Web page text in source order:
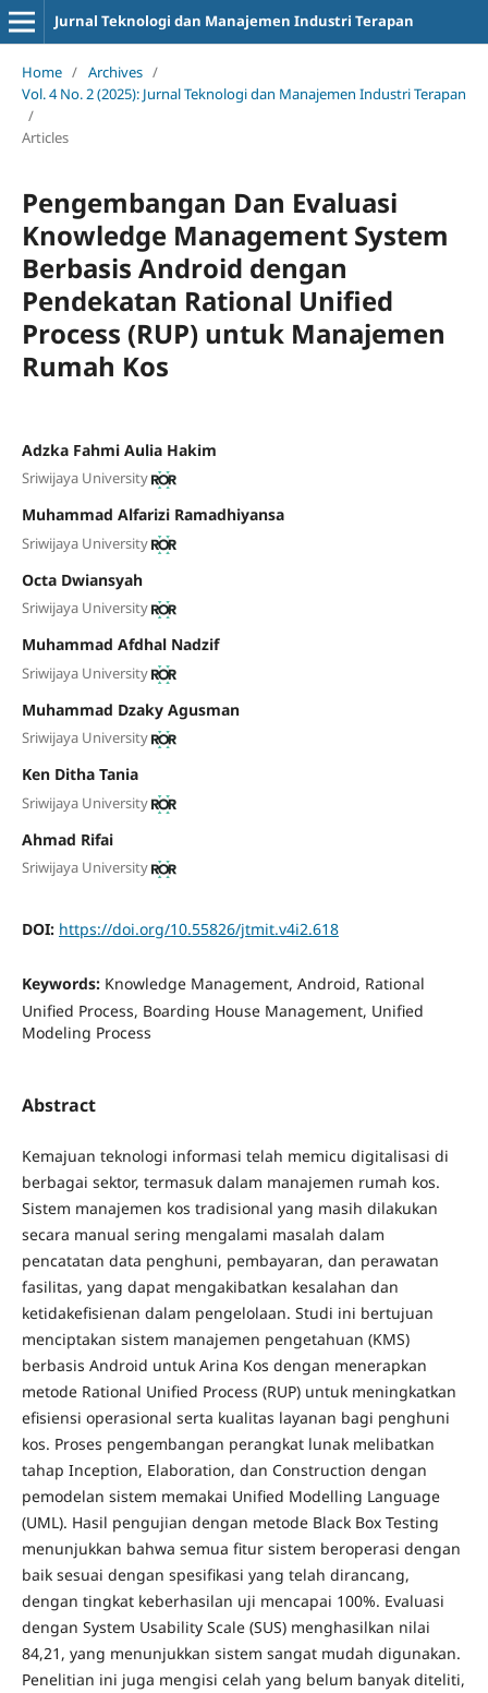
Jurnal Teknologi dan Manajemen Industri Terapan
Home / Archives /
Vol. 4 No. 2 (2025): Jurnal Teknologi dan Manajemen Industri Terapan
/
Articles
Pengembangan Dan Evaluasi
Knowledge Management System
Berbasis Android dengan
Pendekatan Rational Unified
Process (RUP) untuk Manajemen
Rumah Kos
Adzka Fahmi Aulia Hakim
Sriwijaya University
Muhammad Alfarizi Ramadhiyansa
Sriwijaya University
Octa Dwiansyah
Sriwijaya University
Muhammad Afdhal Nadzif
Sriwijaya University
Muhammad Dzaky Agusman
Sriwijaya University
Ken Ditha Tania
Sriwijaya University
Ahmad Rifai
Sriwijaya University
DOI: https://doi.org/10.55826/jtmit.v4i2.618
Keywords: Knowledge Management, Android, Rational
Unified Process, Boarding House Management, Unified
Modeling Process
Abstract
Kemajuan teknologi informasi telah memicu digitalisasi di
berbagai sektor, termasuk dalam manajemen rumah kos.
Sistem manajemen kos tradisional yang masih dilakukan
secara manual sering mengalami masalah dalam
pencatatan data penghuni, pembayaran, dan perawatan
fasilitas, yang dapat mengakibatkan kesalahan dan
ketidakefisienan dalam pengelolaan. Studi ini bertujuan
menciptakan sistem manajemen pengetahuan (KMS)
berbasis Android untuk Arina Kos dengan menerapkan
metode Rational Unified Process (RUP) untuk meningkatkan
efisiensi operasional serta kualitas layanan bagi penghuni
kos. Proses pengembangan perangkat lunak melibatkan
tahap Inception, Elaboration, dan Construction dengan
pemodelan sistem memakai Unified Modelling Language
(UML). Hasil pengujian dengan metode Black Box Testing
menunjukkan bahwa semua fitur sistem beroperasi dengan
baik sesuai dengan spesifikasi yang telah dirancang,
dengan tingkat keberhasilan uji mencapai 100%. Evaluasi
dengan System Usability Scale (SUS) menghasilkan nilai
84,21, yang menunjukkan sistem sangat mudah digunakan.
Penelitian ini juga mengisi celah yang belum banyak diteliti,